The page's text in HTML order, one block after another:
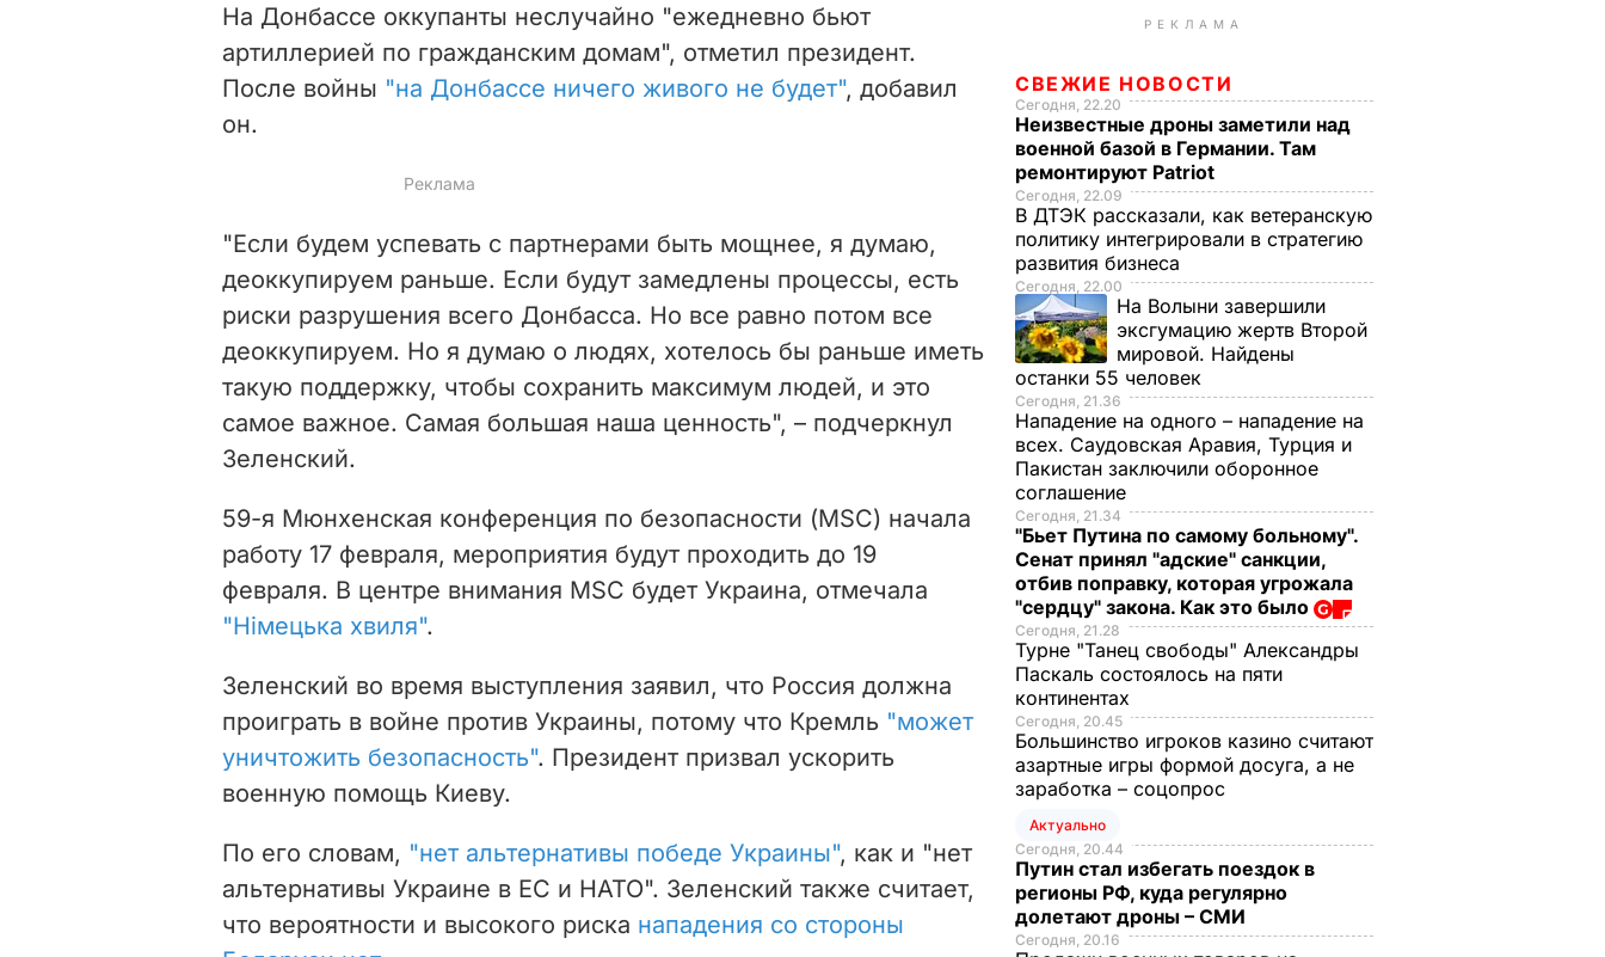
На Донбассе оккупанты неслучайно "ежедневно бьют
артиллерией по гражданским домам", отметил президент.
После войны "на Донбассе ничего живого не будет", добавил
он.
"Если будем успевать с партнерами быть мощнее, я думаю,
деоккупируем раньше. Если будут замедлены процессы, есть
риски разрушения всего Донбасса. Но все равно потом все
деоккупируем. Но я думаю о людях, хотелось бы раньше иметь
такую поддержку, чтобы сохранить максимум людей, и это
самое важное. Самая большая наша ценность", – подчеркнул
Зеленский.
59-я Мюнхенская конференция по безопасности (MSC) начала
работу 17 февраля, мероприятия будут проходить до 19
февраля. В центре внимания MSC будет Украина, отмечала
"Німецька хвиля".
Зеленский во время выступления заявил, что Россия должна
проиграть в войне против Украины, потому что Кремль "может
уничтожить безопасность". Президент призвал ускорить
военную помощь Киеву.
По его словам, "нет альтернативы победе Украины", как и "нет
альтернативы Украине в ЕС и НАТО". Зеленский также считает,
что вероятности и высокого риска нападения со стороны
РЕКЛАМА
СВЕЖИЕ НОВОСТИ
Сегодня, 22.20
Неизвестные дроны заметили над
военной базой в Германии. Там
ремонтируют Patriot
Сегодня, 22.09
В ДТЭК рассказали, как ветеранскую
политику интегрировали в стратегию
развития бизнеса
Сегодня, 22.00
На Волыни завершили
эксгумацию жертв Второй
мировой. Найдены
останки 55 человек
Сегодня, 21.36
Нападение на одного – нападение на
всех. Саудовская Аравия, Турция и
Пакистан заключили оборонное
соглашение
Сегодня, 21.34
"Бьет Путина по самому больному".
Сенат принял "адские" санкции,
отбив поправку, которая угрожала
"сердцу" закона. Как это было
Сегодня, 21.28
Турне "Танец свободы" Александры
Паскаль состоялось на пяти
континентах
Сегодня, 20.45
Большинство игроков казино считают
азартные игры формой досуга, а не
заработка – соцопрос
Актуально
Сегодня, 20.44
Путин стал избегать поездок в
регионы РФ, куда регулярно
долетают дроны – СМИ
Сегодня, 20.16